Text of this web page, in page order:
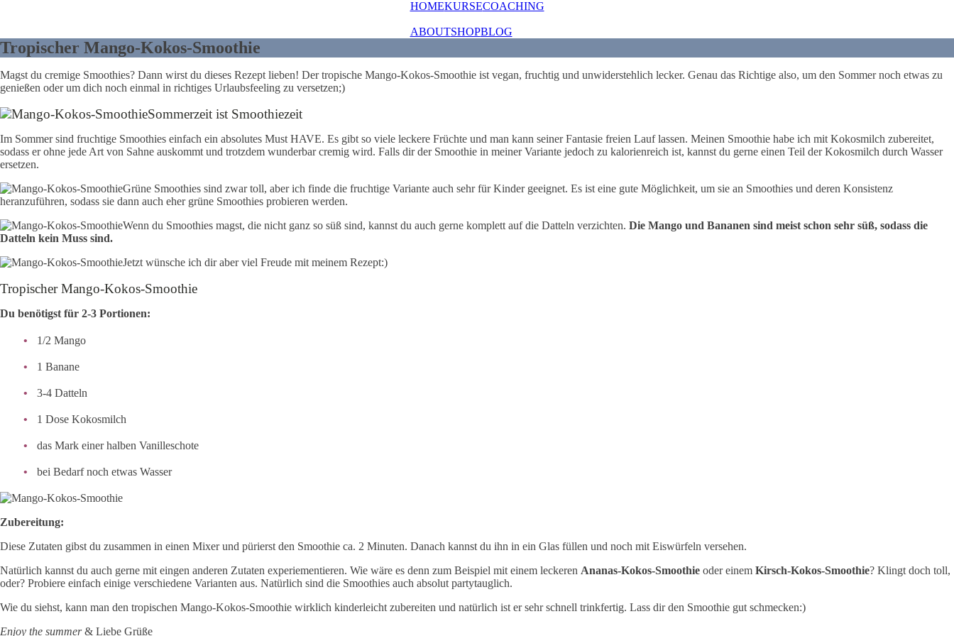
HOMEKURSECOACHING
ABOUTSHOPBLOG
Tropischer Mango-Kokos-Smoothie
Magst du cremige Smoothies? Dann wirst du dieses Rezept lieben! Der tropische Mango-Kokos-Smoothie ist vegan, fruchtig und unwiderstehlich lecker. Genau das Richtige also, um den Sommer noch etwas zu
genießen oder um dich noch einmal in richtiges Urlaubsfeeling zu versetzen;)
Sommerzeit ist Smoothiezeit
Im Sommer sind fruchtige Smoothies einfach ein absolutes Must HAVE. Es gibt so viele leckere Früchte und man kann seiner Fantasie freien Lauf lassen. Meinen Smoothie habe ich mit Kokosmilch zubereitet,
sodass er ohne jede Art von Sahne auskommt und trotzdem wunderbar cremig wird. Falls dir der Smoothie in meiner Variante jedoch zu kalorienreich ist, kannst du gerne einen Teil der Kokosmilch durch Wasser
ersetzen.
Grüne Smoothies sind zwar toll, aber ich finde die fruchtige Variante auch sehr für Kinder geeignet. Es ist eine gute Möglichkeit, um sie an Smoothies und deren Konsistenz
heranzuführen, sodass sie dann auch eher grüne Smoothies probieren werden.
Wenn du Smoothies magst, die nicht ganz so süß sind, kannst du auch gerne komplett auf die Datteln verzichten. Die Mango und Bananen sind meist schon sehr süß, sodass die
Datteln kein Muss sind.
Jetzt wünsche ich dir aber viel Freude mit meinem Rezept:)
Tropischer Mango-Kokos-Smoothie
Du benötigst für 2-3 Portionen:
1/2 Mango
1 Banane
3-4 Datteln
1 Dose Kokosmilch
das Mark einer halben Vanilleschote
bei Bedarf noch etwas Wasser
Zubereitung:
Diese Zutaten gibst du zusammen in einen Mixer und pürierst den Smoothie ca. 2 Minuten. Danach kannst du ihn in ein Glas füllen und noch mit Eiswürfeln versehen.
Natürlich kannst du auch gerne mit eingen anderen Zutaten experiementieren. Wie wäre es denn zum Beispiel mit einem leckeren Ananas-Kokos-Smoothie oder einem Kirsch-Kokos-Smoothie? Klingt doch toll,
oder? Probiere einfach einige verschiedene Varianten aus. Natürlich sind die Smoothies auch absolut partytauglich.
Wie du siehst, kann man den tropischen Mango-Kokos-Smoothie wirklich kinderleicht zubereiten und natürlich ist er sehr schnell trinkfertig. Lass dir den Smoothie gut schmecken:)
Enjoy the summer& Liebe Grüße